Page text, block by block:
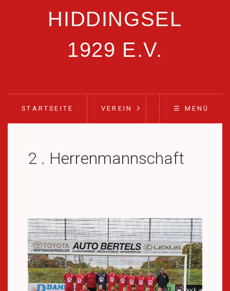
HIDDINGSEL
1929 E.V.
STARTSEITE VEREIN FUSSBALL
☰ MENÜ
2 . Herrenmannschaft